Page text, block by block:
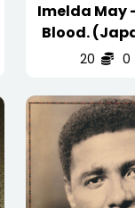
Imelda May
Blood.
Silver
20 0